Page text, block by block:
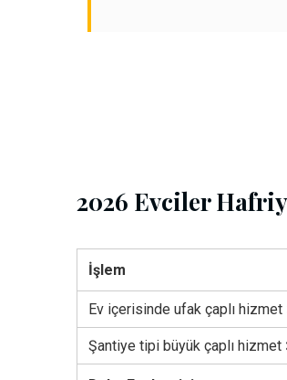
2026 Evciler
İşlem
Ev içerisinde ufak çaplı hizmet
Şantiye tipi büyük çaplı hizmet